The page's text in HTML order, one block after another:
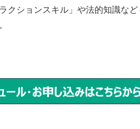
クションスキル」や法的知識な